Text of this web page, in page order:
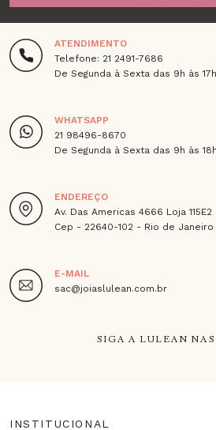
ATENDIMENTO
Telefone: 21 2491-7686
De Segunda à Sexta das 9h às 17h
WHATSAPP
21 98496-8670
De Segunda à Sexta das 9h às 18h
ENDEREÇO
Av. Das Americas 4666 Loja
Cep - 22640-102 - Rio de Janeiro
E-MAIL
sac@joiaslulean.com.br
SIGA A LULEAN NAS
INSTITUCIONAL